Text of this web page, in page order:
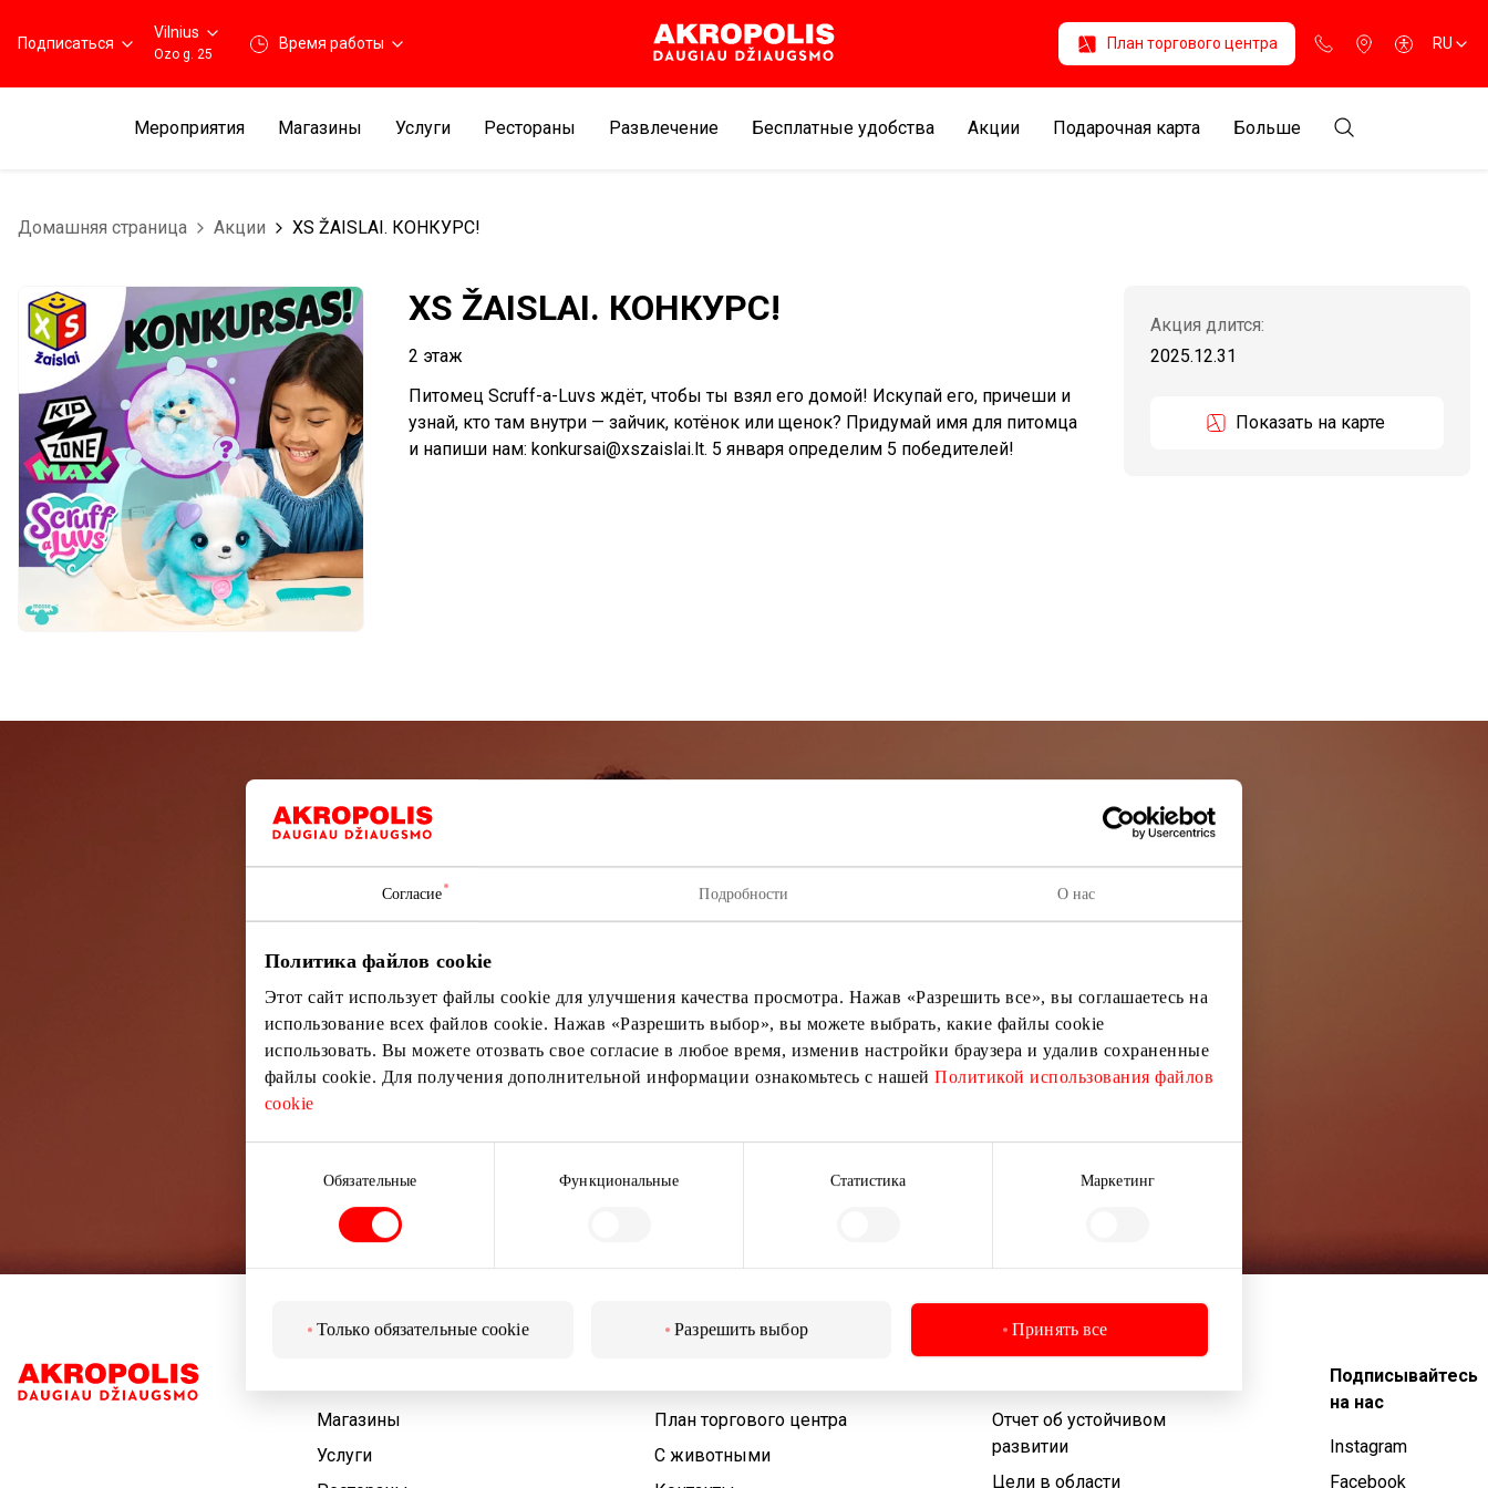
Согласие Подробности О нас
Политика файлов cookie
Этот сайт использует файлы cookie для улучшения качества просмотра. Нажав «Разрешить все», вы соглашаетесь на
использование всех файлов cookie. Нажав «Разрешить выбор», вы можете выбрать, какие файлы cookie
использовать. Вы можете отозвать свое согласие в любое время, изменив настройки браузера и удалив сохраненные
файлы cookie. Для получения дополнительной информации ознакомьтесь с нашейПолитикой использования файлов
cookie
Обязательные Функциональные Статистика Маркетинг
Только обязательные cookie Разрешить выбор Принять все
Подписаться
Vilnius
Ozo g. 25
Время работы План торгового центра RU
Мероприятия Магазины Услуги Рестораны Развлечение Бесплатные удобства Aкции Подарочная карта Больше
Домашняя страница Aкции XS ŽAISLAI. КОНКУРС!
XS ŽAISLAI. КОНКУРС!
2 этаж
Питомец Scruff-a-Luvs ждёт, чтобы ты взял его домой! Искупай его, причеши и
узнай, кто там внутри — зайчик, котёнок или щенок? Придумай имя для питомца
и напиши нам: konkursai@xszaislai.lt. 5 января определим 5 победителей!
Акция длится:
2025.12.31
Показать на карте
Подписывайтесь на рассылку новостей
Узнайте первыми о лучших предложениях, мероприятиях и самой свежей информации
Подписаться
Подписываясь на рассылку, вы подтверждаете, что
вам исполнилось 13 лет.
Магазины
Услуги
План торгового центра
С животными
Отчет об устойчивом
развитии
Цели в области
Подписывайтесь
на нас
Instagram
Facebook